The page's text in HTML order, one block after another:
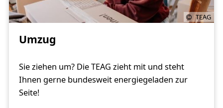
TEAG
Umzug
Sie ziehen um? Die TEAG zieht mit und steht
Ihnen gerne bundesweit energiegeladen zur
Seite!